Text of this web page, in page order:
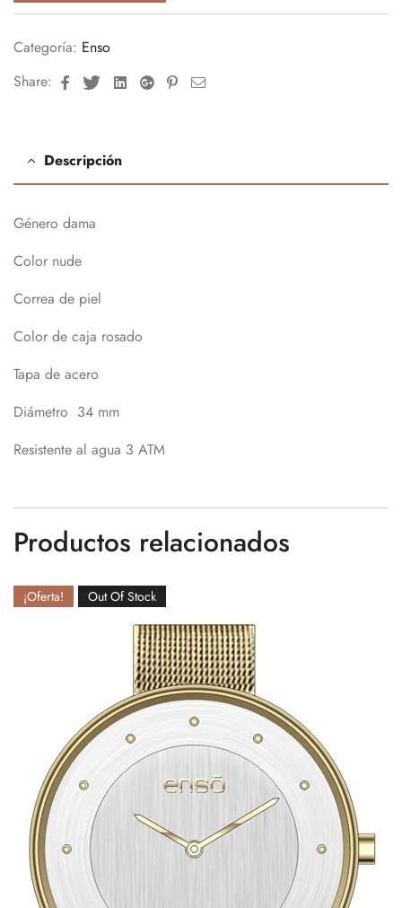
Categoría: Enso
Share:
FacebookTwitterLinkedinGoogle+Pinterest
Email
Descripción
Género dama
Color nude
Correa de piel
Color de caja rosado
Tapa de acero
Diámetro 34 mm
Resistente al agua 3 ATM
Productos relacionados
¡Oferta! Out Of Stock